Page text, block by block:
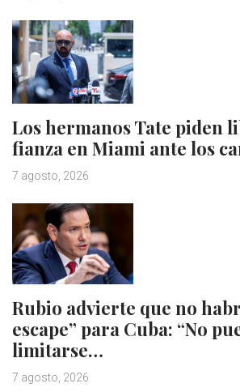
Los hermanos Tate piden
fianza en Miami ante los
7 agosto, 2026
Rubio advierte que no
escape” para Cuba: “No
limitarse…
7 agosto, 2026